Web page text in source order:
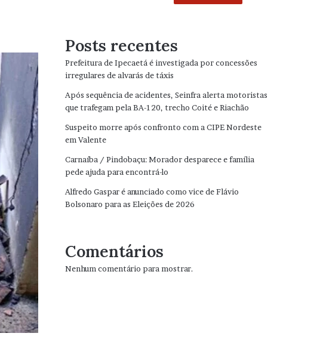
Posts recentes
Prefeitura de Ipecaetá é investigada por concessões
irregulares de alvarás de táxis
Após sequência de acidentes, Seinfra alerta motoristas
que trafegam pela BA-120, trecho Coité e Riachão
Suspeito morre após confronto com a CIPE Nordeste
em Valente
Carnaíba / Pindobaçu: Morador desparece e família
pede ajuda para encontrá-lo
Alfredo Gaspar é anunciado como vice de Flávio
Bolsonaro para as Eleições de 2026
Comentários
Nenhum comentário para mostrar.